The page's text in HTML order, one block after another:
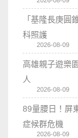
「基隆長庚圓
科照護
2026-08-09
高雄親子遊樂
人
2026-08-09
89量腰日！屏
症候群危機
2026-08-09